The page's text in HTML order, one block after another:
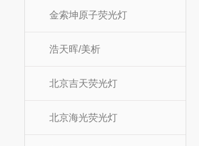
金索坤原子荧光灯
浩天晖/美析
北京吉天荧光灯
北京海光荧光灯